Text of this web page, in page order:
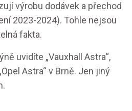
výrobu dodávek a přechod
2023-2024). Tohle nejsou
fakta.
uvidíte „Vauxhall Astra“,
Astra“ v Brně. Jen jiný